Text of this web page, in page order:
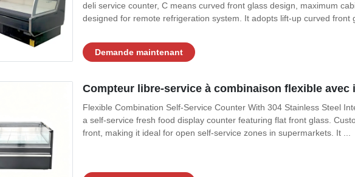
deli service counter, C means curved front glass design, maximum
designed for remote refrigeration system. It adopts lift-up curved front
Demande maintenant
Compteur libre-service à combinaison flexible avec
Flexible Combination Self-Service Counter With 304 Stainless Steel
a self-service fresh food display counter featuring flat front glass.
front, making it ideal for open self-service zones in supermarkets. It ...